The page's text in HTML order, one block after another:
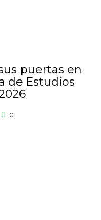
puertas en
de Estudios
0